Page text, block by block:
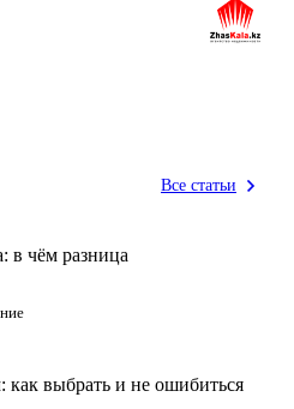
Все статьи
в чём разница
как выбрать и не ошибиться